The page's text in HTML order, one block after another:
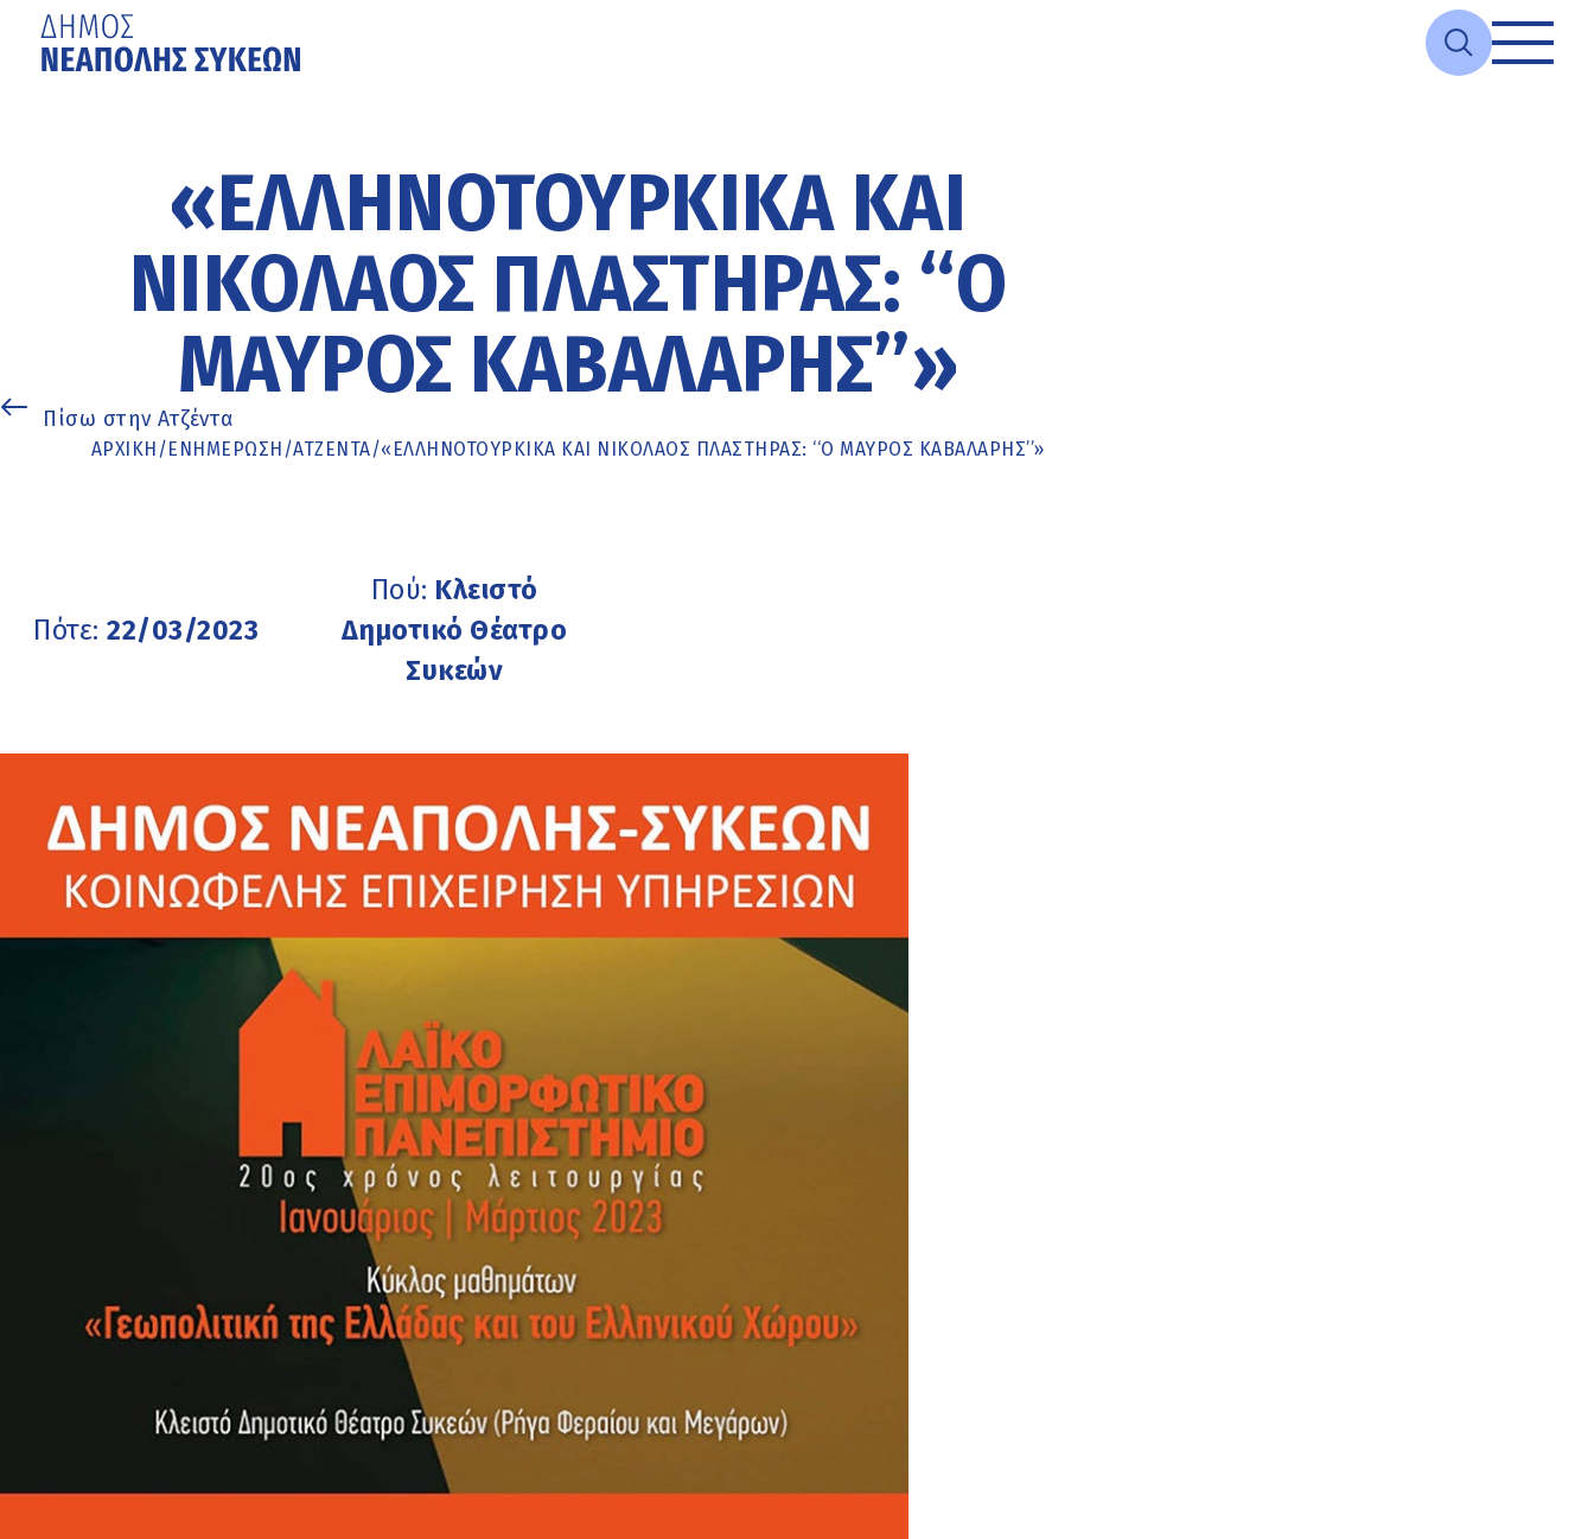
«ΕΛΛΗΝΟΤΟΥΡΚΙΚΆ ΚΑΙ
ΝΙΚΌΛΑΟΣ ΠΛΑΣΤΉΡΑΣ: ‘‘Ο
ΜΑΎΡΟΣ ΚΑΒΑΛΆΡΗΣ’’»
Πίσω στην Ατζέντα
ΑΡΧΙΚΉ /ΕΝΗΜΈΡΩΣΗ /ΑΤΖΕΝΤΑ/«ΕΛΛΗΝΟΤΟΥΡΚΙΚΆ ΚΑΙ ΝΙΚΌΛΑΟΣ ΠΛΑΣΤΉΡΑΣ: ‘‘Ο ΜΑΎΡΟΣ ΚΑΒΑΛΆΡΗΣ’’»
Πότε:22/03/2023
Πού: Κλειστό
Δημοτικό Θέατρο
Συκεών